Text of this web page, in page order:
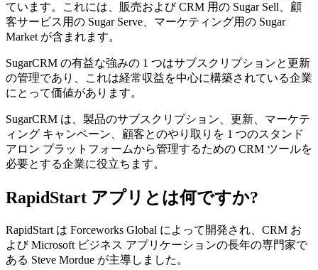
ています。これには、販売および CRM 用の Sugar Sell、顧
客サービス用の Sugar Serve、マーケティング用の Sugar
Market が含まれます。
SugarCRM の有益な強みの 1 つはサブスクリプションと更新
の管理であり、これは経常収益を中心に構築されている企業
にとって価値があります。
SugarCRM は、製品のサブスクリプション、更新、マーケテ
ィング キャンペーン、顧客とのやり取りを 1 つのスタンド
アロン プラットフォームから管理するための CRM ツールを
必要とする企業に役立ちます。
RapidStart アプリとは何ですか?
RapidStart は Forceworks Global によって開発され、CRM お
よび Microsoft ビジネス アプリケーションの長年の専門家で
ある Steve Mordue が主導しました。